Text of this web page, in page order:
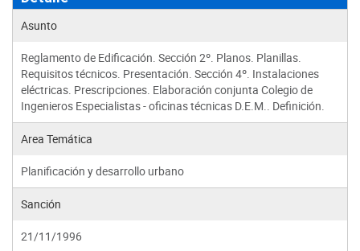
Asunto
Reglamento de Edificación. Sección 2º. Planos. Planillas.
Requisitos técnicos. Presentación. Sección 4º. Instalaciones
eléctricas. Prescripciones. Elaboración conjunta Colegio de
Ingenieros Especialistas - oficinas técnicas D.E.M.. Definición.
Area Temática
Planificación y desarrollo urbano
Sanción
21/11/1996